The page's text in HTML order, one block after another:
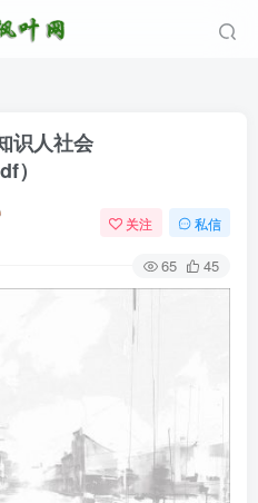
识人社会
）
关注 私信
65 45